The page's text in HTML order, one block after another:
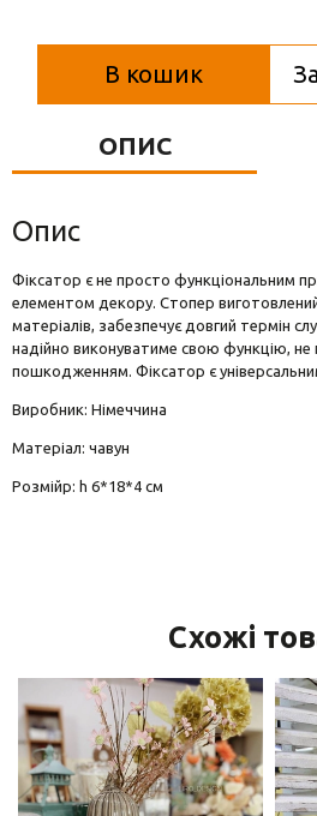
Фігурки та статуетки
В кошик
ОПИС
Опис
Фіксатор є не просто функціональним
елементом декору. Стопер виготовлений
матеріалів, забезпечує довгий термін
надійно виконуватиме свою функцію, не
пошкодженням. Фіксатор є
Виробник: Німеччина
Матеріал: чавун
Розмійр: h 6*18*4 см
Схожі